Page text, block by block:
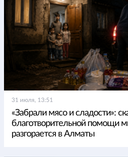
31 июля, 13:51
«Забрали мясо и сладости»:
благотворительной помощи
разгорается в Алматы